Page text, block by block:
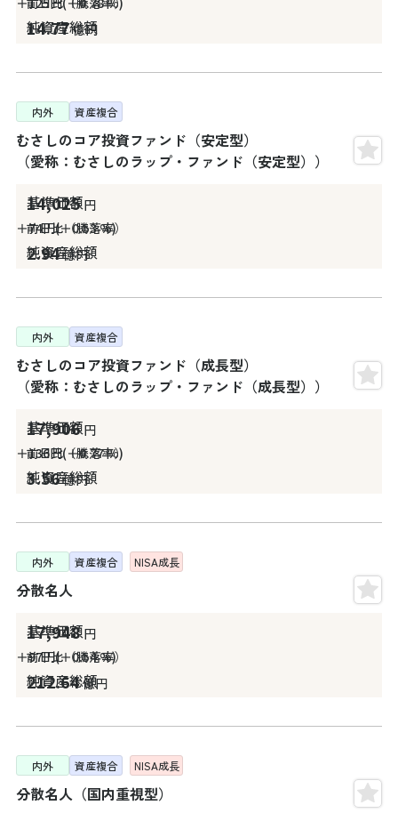
14.77億円
内外 資産複合
むさしのコア投資ファンド（安定型）
（愛称：むさしのラップ・ファンド（安定型））
14,025 円
＋74円 ＋0.53%
2.94億円
内外 資産複合
むさしのコア投資ファンド（成長型）
（愛称：むさしのラップ・ファンド（成長型））
17,906 円
＋136円 ＋0.77%
3.56億円
内外 資産複合 NISA成長
分散名人
17,948 円
＋97円 ＋0.54%
212.64億円
内外 資産複合 NISA成長
分散名人（国内重視型）